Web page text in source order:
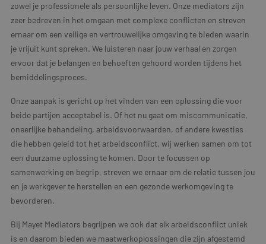
zowel je professionele als persoonlijke leven. Onze mediators zijn
zeer bedreven in het omgaan met complexe conflicten en streven
ernaar om een veilige en vertrouwelijke omgeving te bieden waarin
je vrijuit kunt spreken. We luisteren naar jouw verhaal en zorgen
ervoor dat je belangen en behoeften gehoord worden tijdens het
bemiddelingsproces.
Onze aanpak is gericht op het vinden van een oplossing die voor
beide partijen acceptabel is. Of het nu gaat om miscommunicatie,
oneerlijke behandeling, arbeidsvoorwaarden, of andere kwesties
die hebben geleid tot het arbeidsconflict, wij werken samen om tot
een duurzame oplossing te komen. Door te focussen op
samenwerking en begrip, streven we ernaar om de relatie tussen jou
en je werkgever te herstellen en een gezonde werkomgeving te
bevorderen.
Bij Mayet Mediators begrijpen we ook dat elk arbeidsconflict uniek
is en daarom bieden we maatwerkoplossingen die zijn afgestemd